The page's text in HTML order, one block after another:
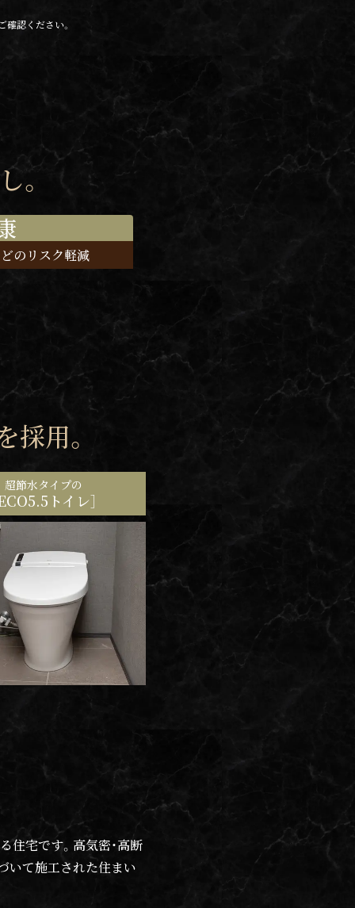
認ください。
。
の リスク軽減
用。
超節水タイプの
トイレ］
住宅です。高気密・高断
いて施工された住まい